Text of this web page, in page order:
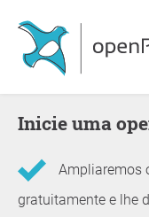
Inicie uma
Ampliaremos
gratuitamente e lhe